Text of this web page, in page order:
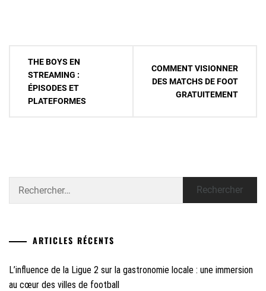
Navigation
l’article
THE BOYS EN
STREAMING :
ÉPISODES ET
PLATEFORMES
COMMENT VISIONNER
DES MATCHS DE FOOT
GRATUITEMENT
ARTICLES RÉCENTS
L’influence de la Ligue 2 sur la gastronomie locale : une immersion
au cœur des villes de football